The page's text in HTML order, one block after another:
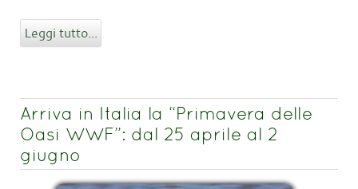
Leggi tutto...
Arriva in Italia la “Primavera delle
Oasi WWF”: dal 25 aprile al 2
giugno